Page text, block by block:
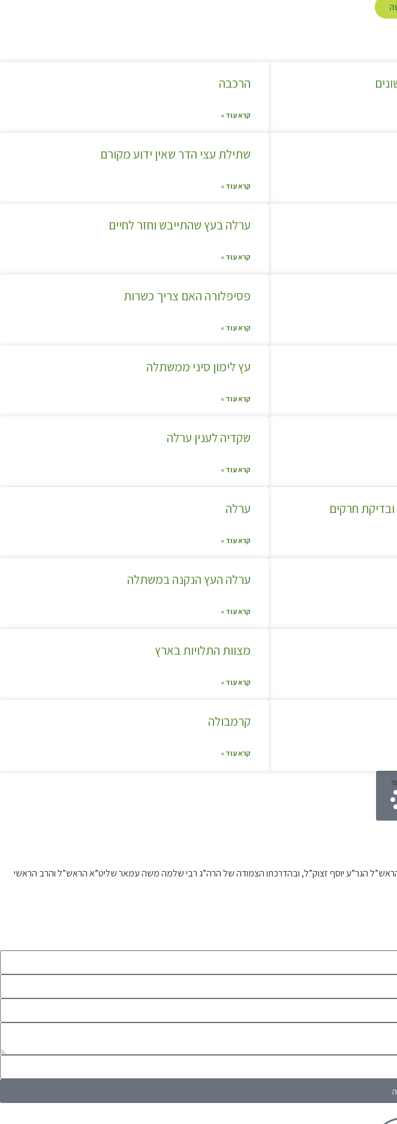
הרכבה
קרא עוד »
שתילת עצי הדר שאין ידוע מקורם
קרא עוד »
ערלה בעץ שהתייבש וחזר לחיים
קרא עוד »
פסיפלורה האם צריך כשרות
קרא עוד »
עץ לימון סיני ממשתלה
קרא עוד »
שקדיה לענין ערלה
קרא עוד »
חרקים ערלה
קרא עוד »
ערלה העץ הנקנה במשתלה
קרא עוד »
מצוות התלויות בארץ
קרא עוד »
קרמבולה
קרא עוד »
הראש”ל הגר”ע יוסף זצוק”ל, ובהדרכתו הצמודה של הרה”ג רבי שלמה משה עמאר שליט”א הראש”ל והרב הראשי